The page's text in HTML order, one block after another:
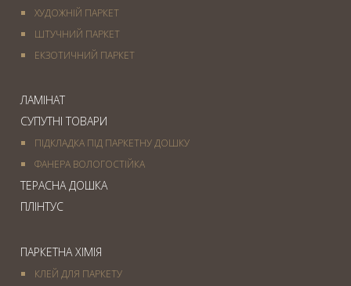
ХУДОЖНІЙ ПАРКЕТ
ШТУЧНИЙ ПАРКЕТ
ЕКЗОТИЧНИЙ ПАРКЕТ
ЛАМІНАТ
СУПУТНІ ТОВАРИ
ПІДКЛАДКА ПІД ПАРКЕТНУ ДОШКУ
ФАНЕРА ВОЛОГОСТІЙКА
ТЕРАСНА ДОШКА
ПЛІНТУС
ПАРКЕТНА ХІМІЯ
КЛЕЙ ДЛЯ ПАРКЕТУ